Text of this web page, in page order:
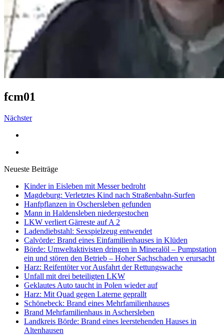
fcm01
Nächster
Neueste Beiträge
Kinder in Eisleben mit Messer bedroht
Magdeburg: Verletztes Kind nach Straßenbahn-Surfen
Hanfpflanzen in Oschersleben gefunden
Mann in Haldensleben niedergestochen
LKW verliert Gärreste auf A 2
Ladendiebstahl: Sexspielzeug entwendet
Calvörde: Brand eines Einfamilienhauses in Klüden
Börde: Umweltaktivisten dringen in Mineralöl – Pumpstation
ein und stören den Betrieb – Hoher Sachschaden v erursacht
Harz: Reifentöter vor Ausfahrt der Rettungswache
Unfall mit drei beteiligten LKW
Geklautes Auto taucht in Polen wieder auf
Harz: Mit Quad gegen Laterne geprallt
Schönebeck: Brand eines Mehrfamilienhauses
Brand Mehrfamilienhaus in Aschersleben
Landkreis Börde: Brand eines leerstehenden Hauses in
Altenhausen